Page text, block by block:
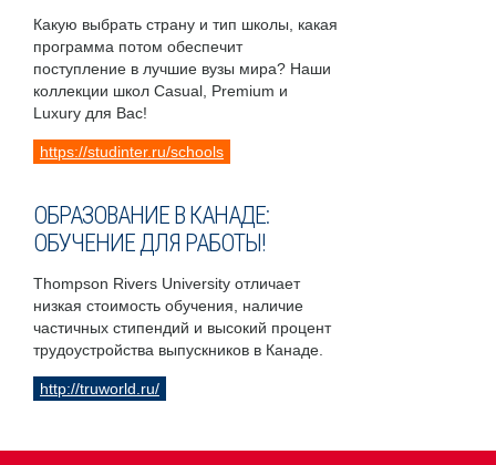
Какую выбрать страну и тип школы, какая
программа потом обеспечит
поступление в лучшие вузы мира? Наши
коллекции школ Casual, Premium и
Luxury для Вас!
https://studinter.ru/schools
ОБРАЗОВАНИЕ В КАНАДЕ:
ОБУЧЕНИЕ ДЛЯ РАБОТЫ!
Thompson Rivers University отличает
низкая стоимость обучения, наличие
частичных стипендий и высокий процент
трудоустройства выпускников в Канаде.
http://truworld.ru/